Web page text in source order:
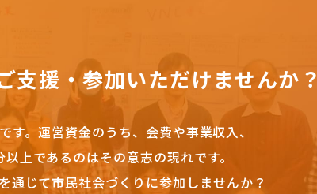
支援・参加いただけませんか？
す。 運営資金のうち、会費や事業収入、
上であるのはその意志の現れです。
通じて市民社会づくりに参加しませんか？